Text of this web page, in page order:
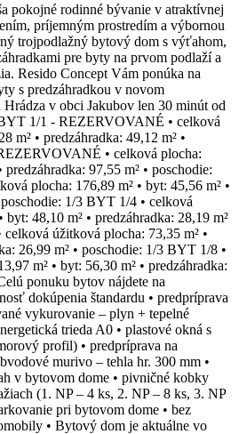
pokojné rodinné bývanie v atraktívnej
príjemným prostredím a výbornou
trojpodlažný bytový dom s výťahom,
pre byty na prvom podlaží a
Resido Concept Vám ponúka na
s predzáhradkou v novom
v obci Jakubov len 30 minút od
1/1 - REZERVOVANÉ • celková
m² • predzáhradka: 49,12 m² •
• celková plocha:
predzáhradka: 97,55 m² • poschodie:
plocha: 176,89 m² • byt: 45,56 m² •
1/3 BYT 1/4 • celková
48,10 m² • predzáhradka: 28,19 m²
úžitková plocha: 73,35 m² •
26,99 m² • poschodie: 1/3 BYT 1/8 •
m² • byt: 56,30 m² • predzáhradka:
ponuku bytov nájdete na
dokúpenia štandardu • predpríprava
vykurovanie – plyn + tepelné
trieda A0 • plastové okná s
profil) • predpríprava na
murivo – tehla hr. 300 mm •
v bytovom dome • pivničné kobky
(1. NP – 4 ks, 2. NP – 8 ks, 3. NP
pri bytovom dome • bez
• Bytový dom je aktuálne vo